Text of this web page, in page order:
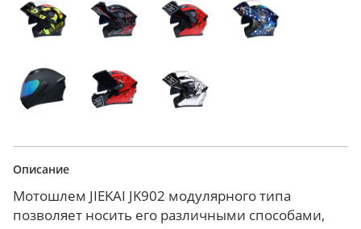
Описание
Мотошлем JIEKAI JK902 модулярного типа
позволяет носить его различными способами,